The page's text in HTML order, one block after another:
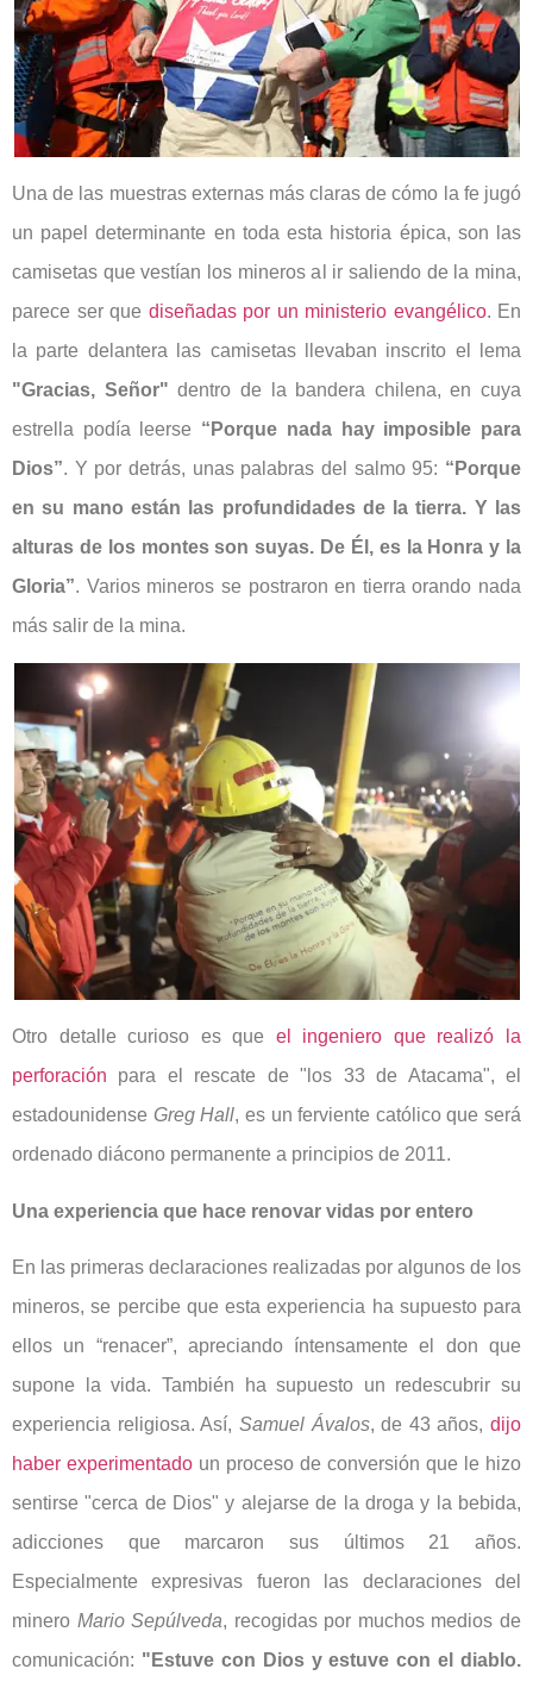
Una de las muestras externas más claras de cómo la fe jugó
un papel determinante en toda esta historia épica, son las
camisetas que vestían los mineros al ir saliendo de la mina,
parece ser que diseñadas por un ministerio evangélico. En
la parte delantera las camisetas llevaban inscrito el lema
"Gracias, Señor" dentro de la bandera chilena, en cuya
estrella podía leerse “Porque nada hay imposible para
Dios”. Y por detrás, unas palabras del salmo 95: “Porque
en su mano están las profundidades de la tierra. Y las
alturas de los montes son suyas. De Él, es la Honra y la
Gloria”. Varios mineros se postraron en tierra orando nada
más salir de la mina.
Otro detalle curioso es que el ingeniero que realizó la
perforación para el rescate de "los 33 de Atacama", el
estadounidense Greg Hall, es un ferviente católico que será
ordenado diácono permanente a principios de 2011.
Una experiencia que hace renovar vidas por entero
En las primeras declaraciones realizadas por algunos de los
mineros, se percibe que esta experiencia ha supuesto para
ellos un “renacer”, apreciando íntensamente el don que
supone la vida. También ha supuesto un redescubrir su
experiencia religiosa. Así, Samuel Ávalos, de 43 años, dijo
haber experimentado un proceso de conversión que le hizo
sentirse "cerca de Dios" y alejarse de la droga y la bebida,
adicciones que marcaron sus últimos 21 años.
Especialmente expresivas fueron las declaraciones del
minero Mario Sepúlveda, recogidas por muchos medios de
comunicación: "Estuve con Dios y estuve con el diablo.